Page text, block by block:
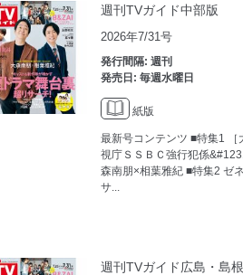
週刊TVガイド中部版
2026年7/31号
発行間隔: 週刊
発売日: 毎週水曜日
紙版
最新号コンテンツ ■特集1
視庁ＳＳＢＣ強行犯係
森南朋×相葉雅紀 ■特集2 ゼ
サ...
週刊TVガイド広島・島